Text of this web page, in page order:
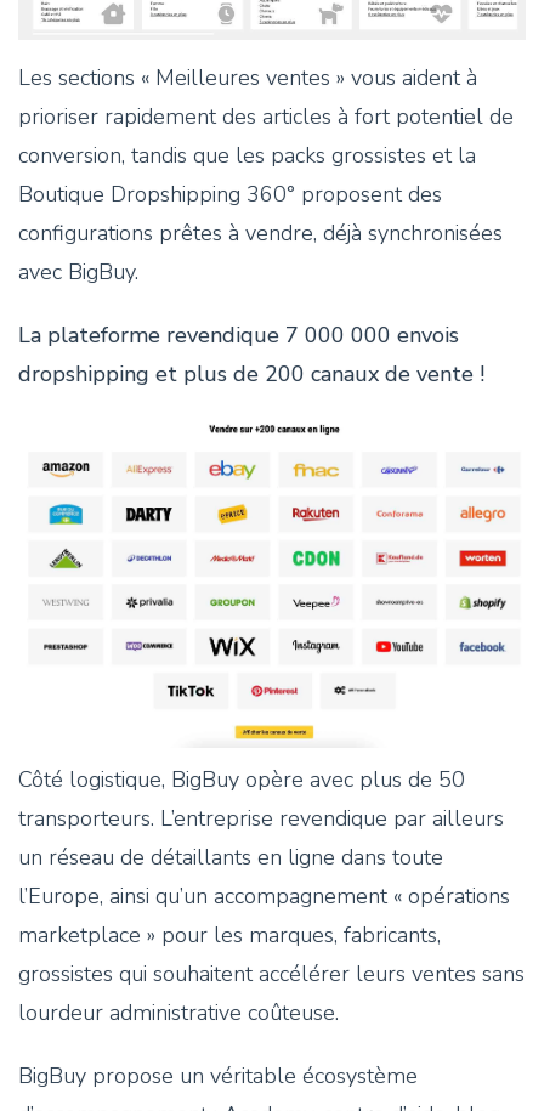
Les sections « Meilleures ventes » vous aident à
prioriser rapidement des articles à fort potentiel de
conversion, tandis que les packs grossistes et la
Boutique Dropshipping 360° proposent des
configurations prêtes à vendre, déjà synchronisées
avec BigBuy.
La plateforme revendique 7 000 000 envois
dropshipping et plus de 200 canaux de vente !
Côté logistique, BigBuy opère avec plus de 50
transporteurs. L’entreprise revendique par ailleurs
un réseau de détaillants en ligne dans toute
l’Europe, ainsi qu’un accompagnement « opérations
marketplace » pour les marques, fabricants,
grossistes qui souhaitent accélérer leurs ventes sans
lourdeur administrative coûteuse.
BigBuy propose un véritable écosystème